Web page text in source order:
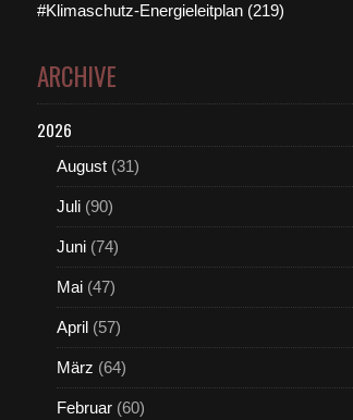
#Klimaschutz-Energieleitplan (219)
ARCHIVE
2026
August (31)
Juli (90)
Juni (74)
Mai (47)
April (57)
März (64)
Februar (60)